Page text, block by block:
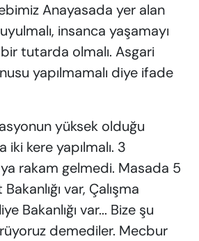
Anayasada yer alan
insanca yaşamayı
tutarda olmalı. Asgari
yapılmamalı diye ifade
yüksek olduğu
kere yapılmalı. 3
rakam gelmedi. Masada 5
var, Çalışma
Bakanlığı var... Bize şu
demediler. Mecbur